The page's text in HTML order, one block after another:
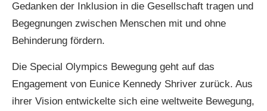
Gedanken der Inklusion in die Gesellschaft tragen und
Begegnungen zwischen Menschen mit und ohne
Behinderung fördern.
Die Special Olympics Bewegung geht auf das
Engagement von Eunice Kennedy Shriver zurück. Aus
ihrer Vision entwickelte sich eine weltweite Bewegung,